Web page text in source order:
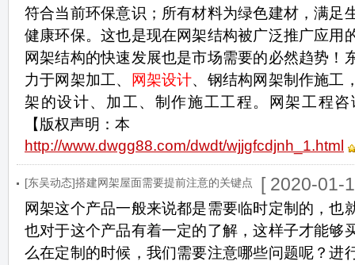
符合当前环保意识；所有材料为绿色建材，满足
健康环保。这也是现在网架结构被广泛推广应用
网架结构的快速发展也是市场需要的必然趋势！
力于网架加工、
网架设计、钢结构网架制作施工
架的设计、加工、制作施工工程。网架工程咨
【版权声明：本
http://www.dwgg88.com/dwdt/wjjgfcdjnh_1.html
[东吴动态]搭建网架屋面需要提前注意的关键点 [ 2020-01-
网架这个产品一般来说都是需要临时定制的，也
也对于这个产品有着一定的了解，这样子才能够
么在定制的时候，我们需要注意哪些问题呢？进